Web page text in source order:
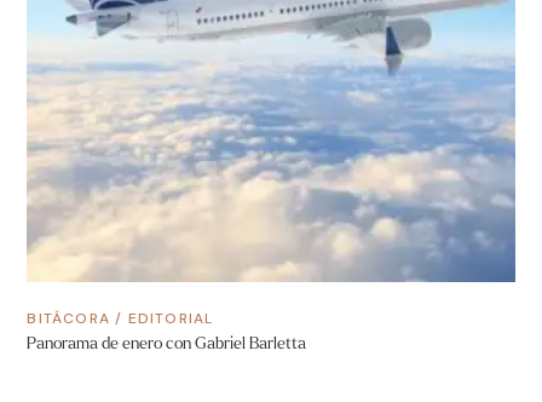
BITÁCORA / EDITORIAL
Panorama de enero con Gabriel Barletta